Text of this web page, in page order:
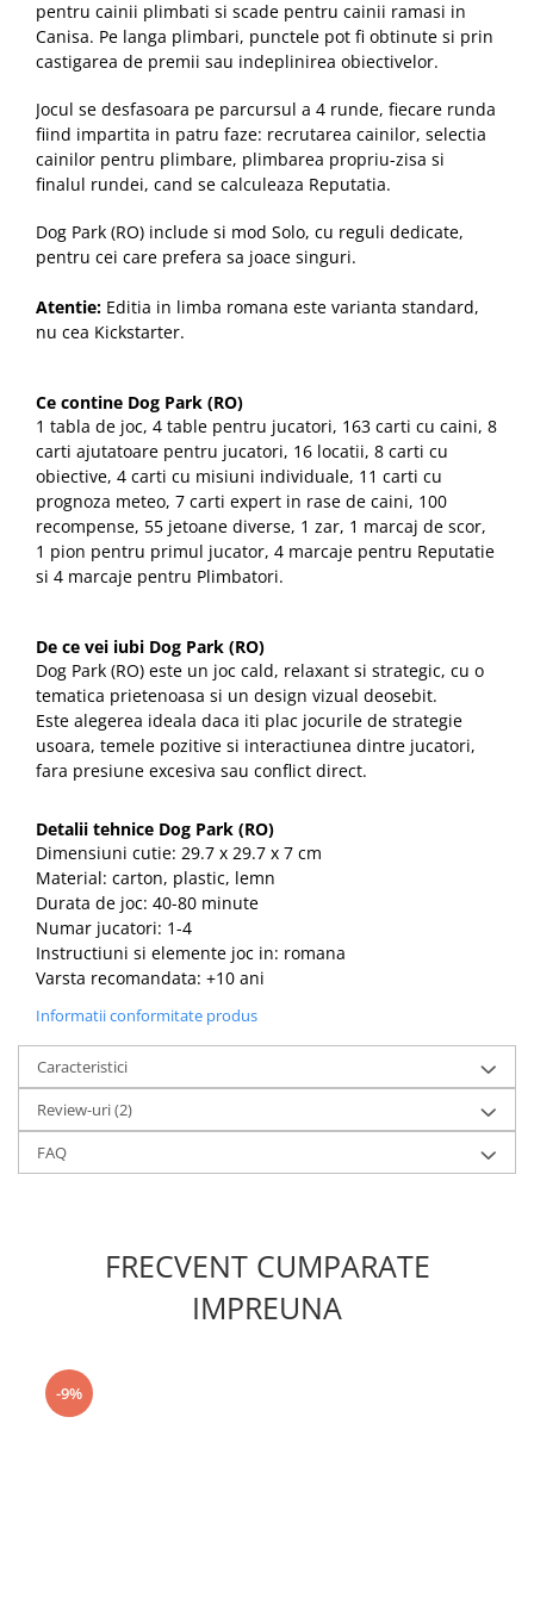
pentru cainii plimbati si scade pentru cainii ramasi in
Canisa. Pe langa plimbari, punctele pot fi obtinute si prin
castigarea de premii sau indeplinirea obiectivelor.
Jocul se desfasoara pe parcursul a 4 runde, fiecare runda
fiind impartita in patru faze: recrutarea cainilor, selectia
cainilor pentru plimbare, plimbarea propriu-zisa si
finalul rundei, cand se calculeaza Reputatia.
Dog Park (RO) include si mod Solo, cu reguli dedicate,
pentru cei care prefera sa joace singuri.
Atentie: Editia in limba romana este varianta standard,
nu cea Kickstarter.
Ce contine Dog Park (RO)
1 tabla de joc, 4 table pentru jucatori, 163 carti cu caini, 8
carti ajutatoare pentru jucatori, 16 locatii, 8 carti cu
obiective, 4 carti cu misiuni individuale, 11 carti cu
prognoza meteo, 7 carti expert in rase de caini, 100
recompense, 55 jetoane diverse, 1 zar, 1 marcaj de scor,
1 pion pentru primul jucator, 4 marcaje pentru Reputatie
si 4 marcaje pentru Plimbatori.
De ce vei iubi Dog Park (RO)
Dog Park (RO) este un joc cald, relaxant si strategic, cu o
tematica prietenoasa si un design vizual deosebit.
Este alegerea ideala daca iti plac jocurile de strategie
usoara, temele pozitive si interactiunea dintre jucatori,
fara presiune excesiva sau conflict direct.
Detalii tehnice Dog Park (RO)
Dimensiuni cutie: 29.7 x 29.7 x 7 cm
Material: carton, plastic, lemn
Durata de joc: 40-80 minute
Numar jucatori: 1-4
Instructiuni si elemente joc in: romana
Varsta recomandata: +10 ani
Informatii conformitate produs
Caracteristici
Review-uri(2)
FAQ
FRECVENT CUMPARATE
IMPREUNA
-9%